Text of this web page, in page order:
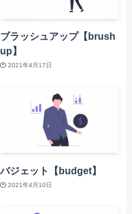
ブラッシュアップ【brush
up】
2021年4月17日
バジェット【budget】
2021年4月10日